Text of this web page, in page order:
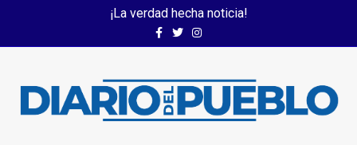
¡La verdad hecha noticia!
FacebookTwitterInstagram